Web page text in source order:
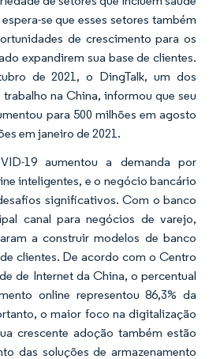
se que esses setores também
de crescimento para os
expandirem sua base de clientes.
de 2021, o DingTalk, um dos
na China, informou que seu
para 500 milhões em agosto
em janeiro de 2021.
19 aumentou a demanda por
inteligentes, e o negócio bancário
significativos. Com o banco
canal para negócios de varejo,
a construir modelos de banco
clientes. De acordo com o Centro
de Internet da China, o percentual
online representou 86,3% da
o maior foco na digitalização
crescente adoção também estão
das soluções de armazenamento